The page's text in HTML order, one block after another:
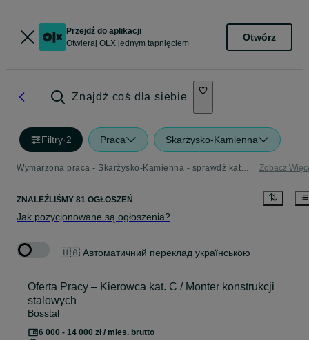
Przejdź do aplikacji
Otwieraj OLX jednym tapnięciem
Otwórz
Znajdź coś dla siebie
Filtry·2 Praca Skarżysko-Kamienna
Wymarzona praca - Skarżysko-Kamienna - sprawdź kategorię Praca Zobacz
ZNALEŹLIŚMY 81 OGŁOSZEŃ
Jak pozycjonowane są ogłoszenia?
🇺🇦 Автоматичний переклад українською
Oferta Pracy – Kierowca kat. C / Monter konstrukcji
stalowych
Bosstal
6 000 - 14 000 zł / mies. brutto